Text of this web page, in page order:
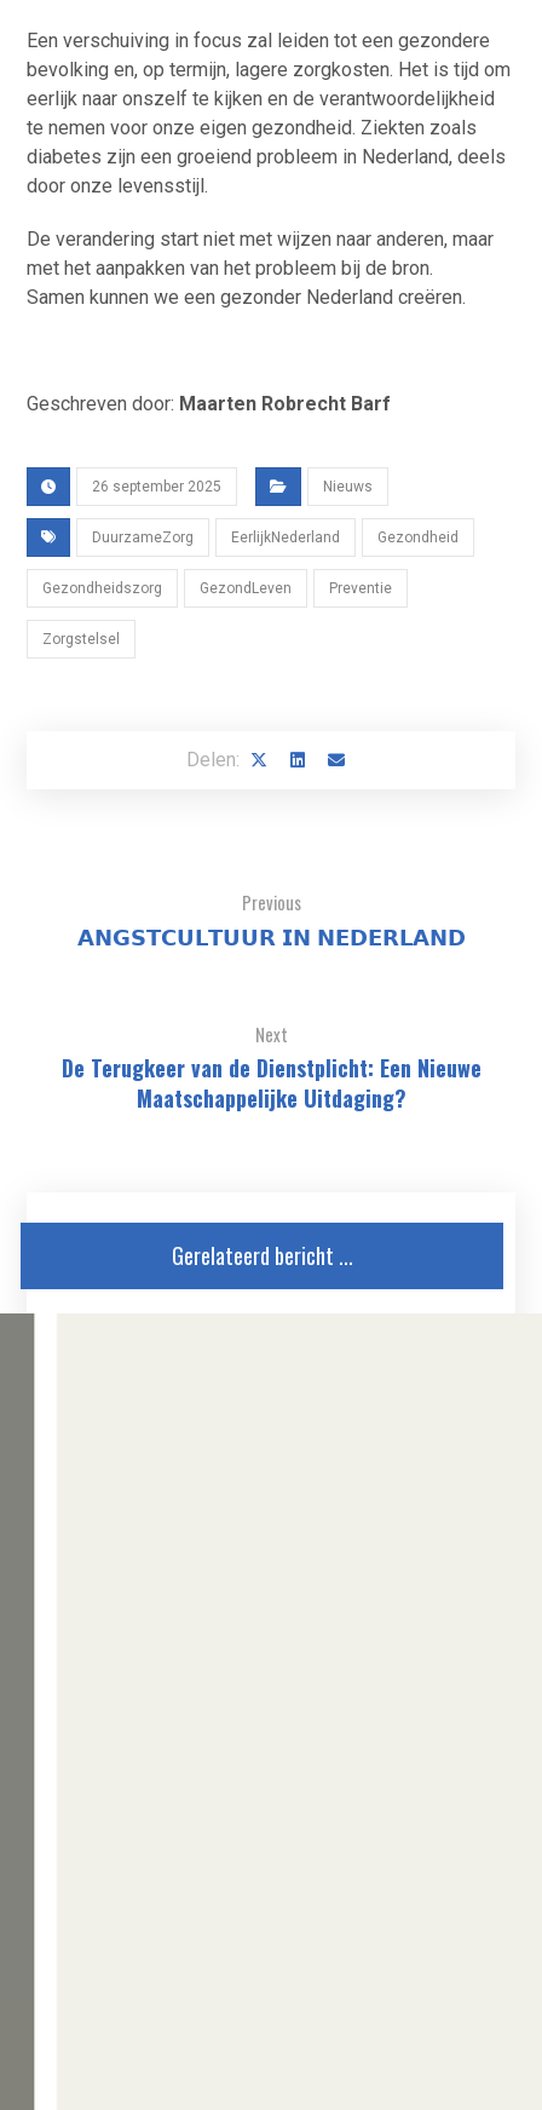
Een verschuiving in focus zal leiden tot een gezondere
bevolking en, op termijn, lagere zorgkosten. Het is tijd om
eerlijk naar onszelf te kijken en de verantwoordelijkheid
te nemen voor onze eigen gezondheid. Ziekten zoals
diabetes zijn een groeiend probleem in Nederland, deels
door onze levensstijl.
De verandering start niet met wijzen naar anderen, maar
met het aanpakken van het probleem bij de bron.
Samen kunnen we een gezonder Nederland creëren.
Geschreven door: Maarten Robrecht Barf
26 september 2025 Nieuws
DuurzameZorg EerlijkNederland Gezondheid
Gezondheidszorg GezondLeven Preventie
Zorgstelsel
Previous
𝗔𝗡𝗚𝗦𝗧𝗖𝗨𝗟𝗧𝗨𝗨𝗥 𝗜𝗡 𝗡𝗘𝗗𝗘𝗥𝗟𝗔𝗡𝗗
Next
De Terugkeer van de Dienstplicht: Een Nieuwe
Maatschappelijke Uitdaging?
Gerelateerd bericht ...